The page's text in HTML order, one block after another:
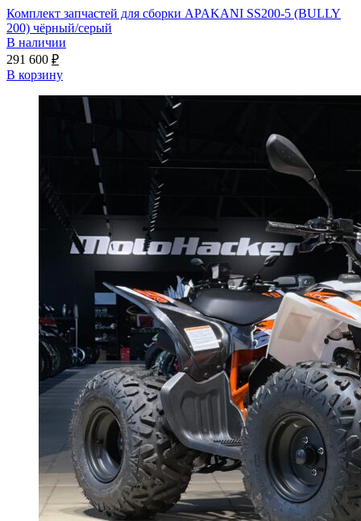
Комплект запчастей для сборки APAKANI SS200-5 (BULLY
200) чёрный/серый
В наличии
291 600 ₽
В корзину